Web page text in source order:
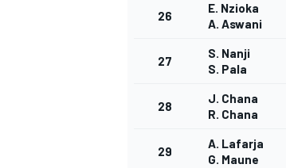
26
E. Nzioka
A. Aswani
27
S. Nanji
S. Pala
28
J. Chana
R. Chana
29
A. Lafarja
G. Maune